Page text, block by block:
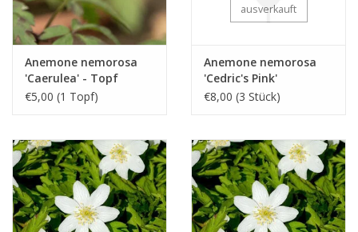
Anemone nemorosa
'Caerulea' - Topf
€5,00 (1 Topf)
ausverkauft
Anemone nemorosa
'Cedric's Pink'
€8,00 (3 Stück)